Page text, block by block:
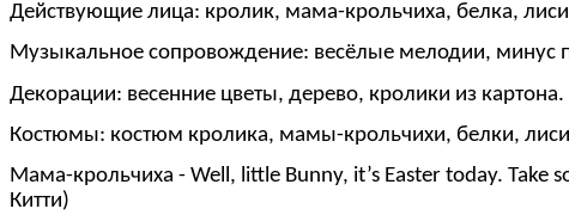
Действующие лица: кролик, мама-крольчиха, белка,
Музыкальное сопровождение: весёлые мелодии, минус
Декорации: весенние цветы, дерево, кролики из
Костюмы: костюм кролика, мамы-крольчихи, белки,
Мама-крольчиха - Well, little Bunny, it’s Easter today. Take
Китти)